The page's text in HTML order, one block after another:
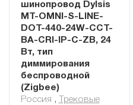
шинопровод Dylsis
MT-OMNI-S-LINE-
DOT-440-24W-CCT-
BA-CRI-IP-C-ZB, 24
Вт, тип
диммирования
беспроводной
(Zigbee)
Россия ,
Трековые